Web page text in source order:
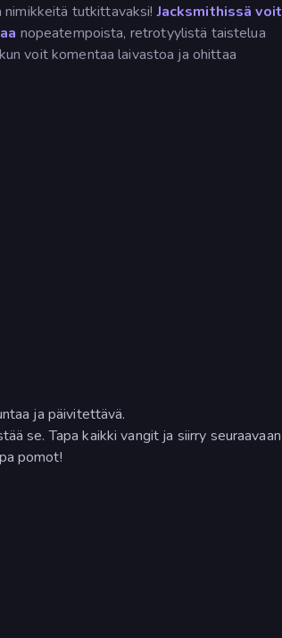
nimikkeitä tutkittavaksi!Jacksmithissä voit
nopeatempoista, retrotyylistä taistelua
voit komentaa laivastoa ja ohittaa
ja päivitettävä.
se. Tapa kaikki vangit ja siirry seuraavaan
pomot!